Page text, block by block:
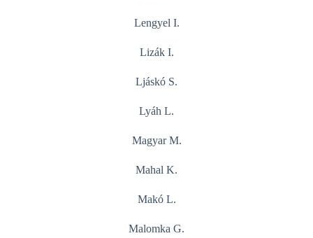
Lengyel I.
Lizák I.
Ljáskó S.
Lyáh L.
Magyar M.
Mahal K.
Makó L.
Malomka G.